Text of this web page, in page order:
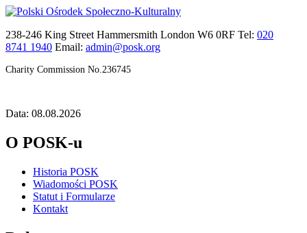
238-246 King Street Hammersmith London W6 0RF Tel: 020
8741 1940 Email: admin@posk.org
Charity Commission No.236745
Data: 08.08.2026
O POSK-u
Historia POSK
Wiadomości POSK
Statut i Formularze
Kontakt